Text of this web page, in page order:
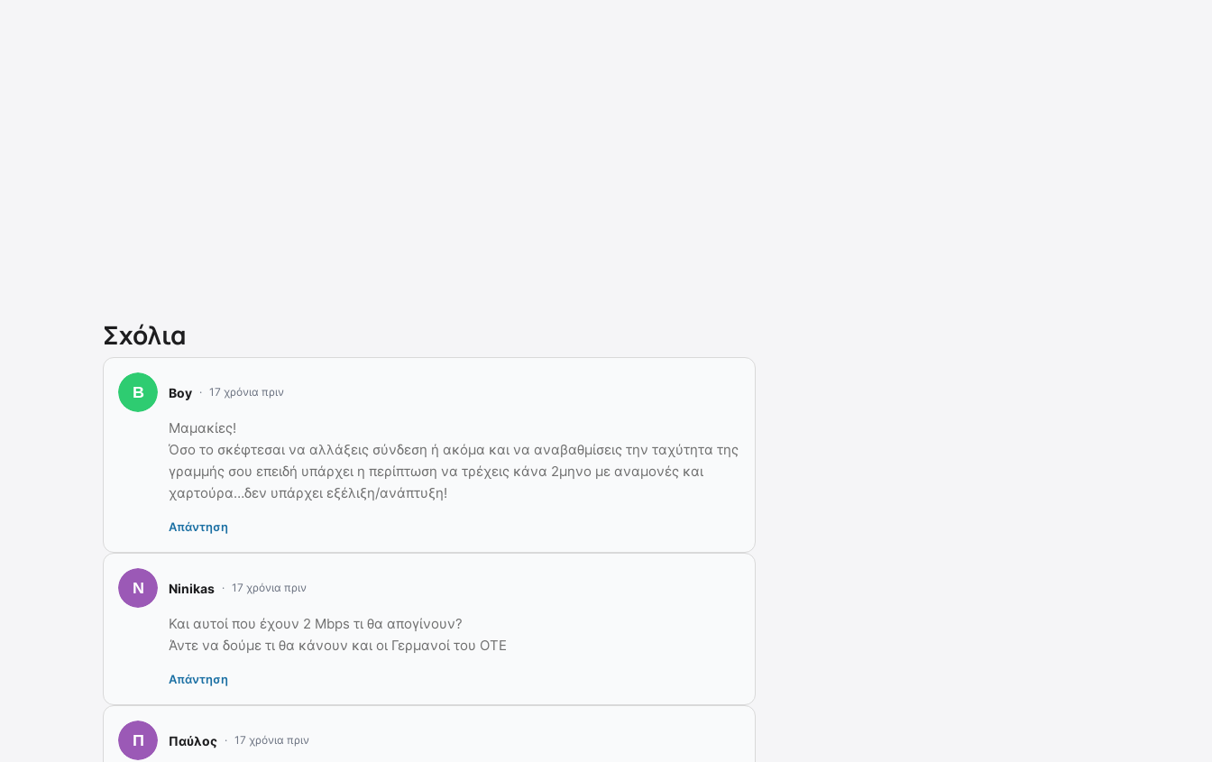
Σχόλια
Boy 17 χρόνια πριν
Μαμακίες!
Όσο το σκέφτεσαι να αλλάξεις σύνδεση ή ακόμα και να αναβαθμίσεις την ταχύτητα της
γραμμής σου επειδή υπάρχει η περίπτωση να τρέχεις κάνα 2μηνο με αναμονές και
χαρτούρα…δεν υπάρχει εξέλιξη/ανάπτυξη!
Απάντηση
Ninikas 17 χρόνια πριν
Και αυτοί που έχουν 2 Mbps τι θα απογίνουν?
Άντε να δούμε τι θα κάνουν και οι Γερμανοί του ΟΤΕ
Απάντηση
Παύλος 17 χρόνια πριν